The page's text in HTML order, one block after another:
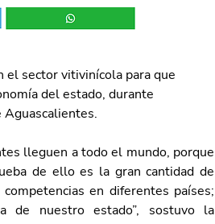
el sector vitivinícola para que
del estado, durante
Aguascalientes.
lleguen a todo el mundo, porque
de ello es la gran cantidad de
en diferentes países;
de nuestro estado”, sostuvo la